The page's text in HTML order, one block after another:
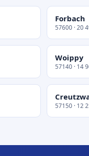
Forbach
57600 · 20
Woippy
57140 · 14
57150 · 12